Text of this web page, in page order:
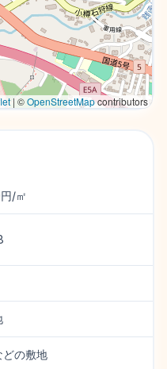
| ©OpenStreetMapcontributors
/㎡
どの敷地